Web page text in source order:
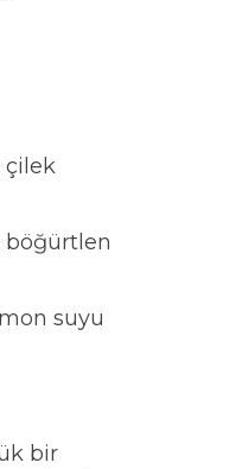
çilek
böğürtlen
suyu
bir